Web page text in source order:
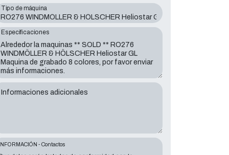
Tipo de máquina
Especificaciones
Informaciones adicionales
INFORMACIÓN - Contactos